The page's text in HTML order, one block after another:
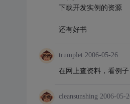
下载开发实例的资源
还有好书
trumplet 2006-05-26
在网上查资料，看例子
cleansunshing 2006-05-